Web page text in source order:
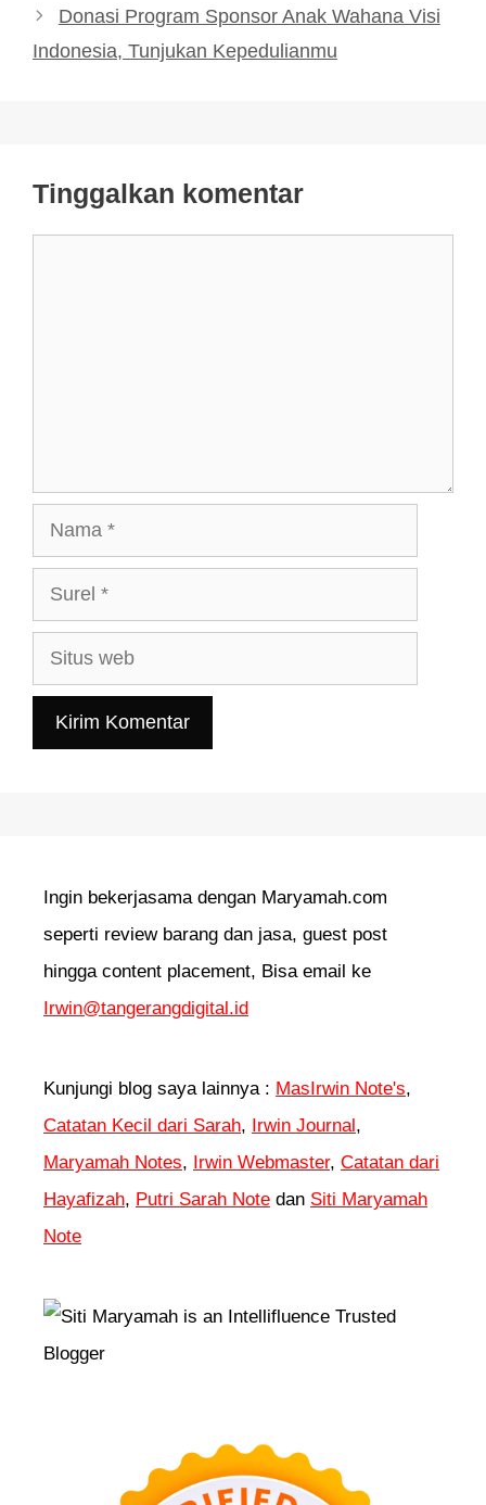
Donasi Program Sponsor Anak Wahana Visi
Indonesia, Tunjukan Kepedulianmu
Tinggalkan komentar
Nama
Surel
Situs
web
Ingin bekerjasama dengan Maryamah.com
seperti review barang dan jasa, guest post
hingga content placement, Bisa email ke
Irwin@tangerangdigital.id
Kunjungi blog saya lainnya : MasIrwin Note's,
Catatan Kecil dari Sarah, Irwin Journal,
Maryamah Notes, Irwin Webmaster, Catatan dari
Hayafizah, Putri Sarah Note dan Siti Maryamah
Note